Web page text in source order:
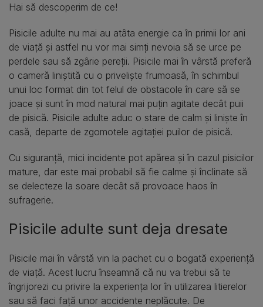
Hai să descoperim de ce!
Pisicile adulte nu mai au atâta energie ca în primii lor ani
de viață și astfel nu vor mai simți nevoia să se urce pe
perdele sau să zgârie pereții. Pisicile mai în vârstă preferă
o cameră liniștită cu o priveliște frumoasă, în schimbul
unui loc format din tot felul de obstacole în care să se
joace și sunt în mod natural mai puțin agitate decât puii
de pisică. Pisicile adulte aduc o stare de calm și liniște în
casă, departe de zgomotele agitației puilor de pisică.
Cu siguranță, mici incidente pot apărea și în cazul pisicilor
mature, dar este mai probabil să fie calme și înclinate să
se delecteze la soare decât să provoace haos în
sufragerie.
Pisicile adulte sunt deja dresate
Pisicile mai în vârstă vin la pachet cu o bogată experiență
de viață. Acest lucru înseamnă că nu va trebui să te
îngrijorezi cu privire la experiența lor în utilizarea litierelor
sau să faci față unor accidente neplăcute. De